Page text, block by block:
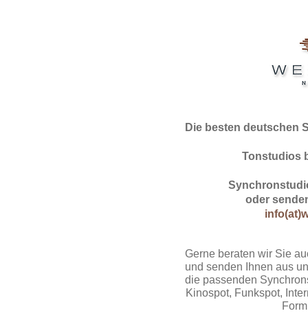
Die besten deutschen
Tonstudios
oder
Gerne beraten wir Sie
und senden Ihnen aus
die passenden
Kinospot, Funkspot,